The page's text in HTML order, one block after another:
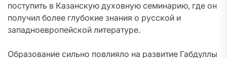
поступить в Казанскую духовную семинарию, где он
получил более глубокие знания о русской и
западноевропейской литературе.
Образование сильно повлияло на развитие Габдуллы